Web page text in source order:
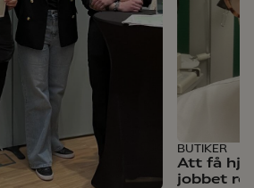
Att få
jobbet
BUTIKER